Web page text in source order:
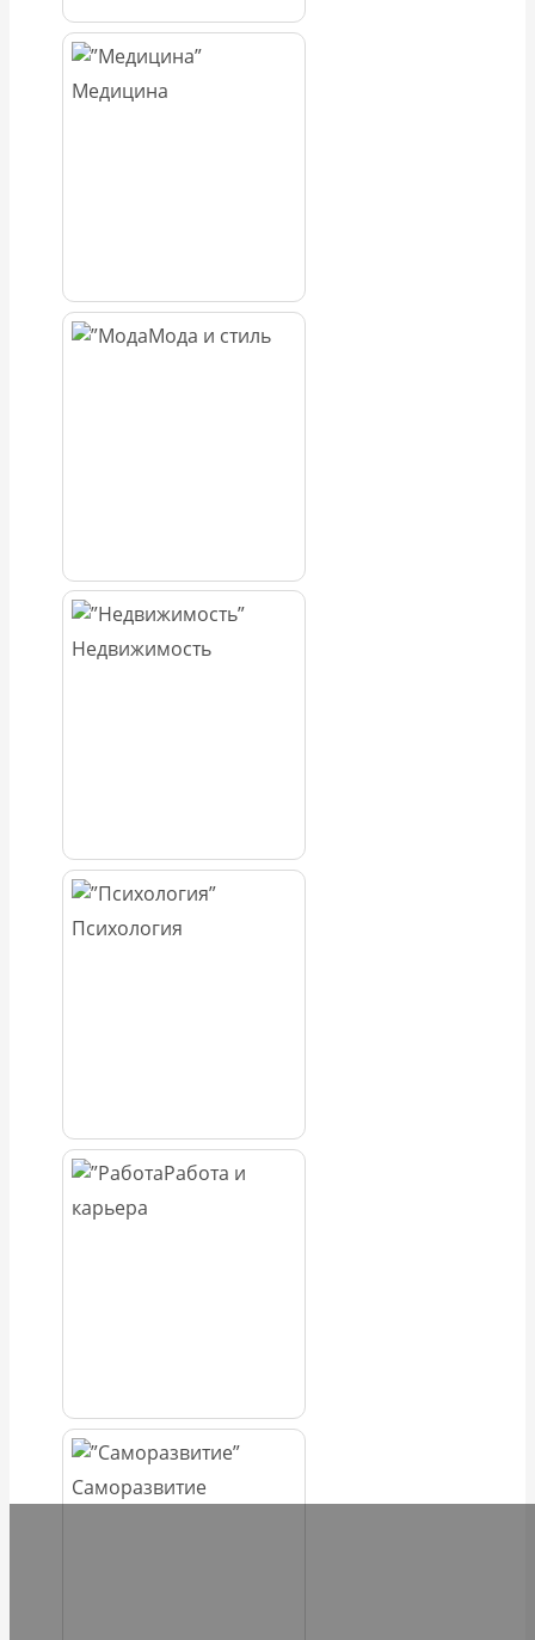
Медицина
Мода и стиль
Недвижимость
Психология
Работа и
карьера
Саморазвитие